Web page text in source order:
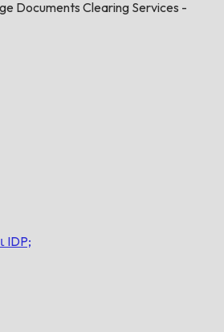
Documents Clearing Services -
IDP;